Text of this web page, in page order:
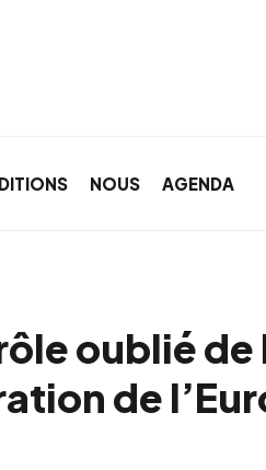
NOUS AGENDA
oublié de
de